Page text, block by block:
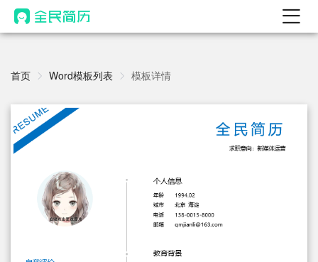
AI 简历工具 热门
AI 生成简历
AI 优化简历
AI 诊断简历
AI 模拟面试
首页 Word模板列表 模板详情